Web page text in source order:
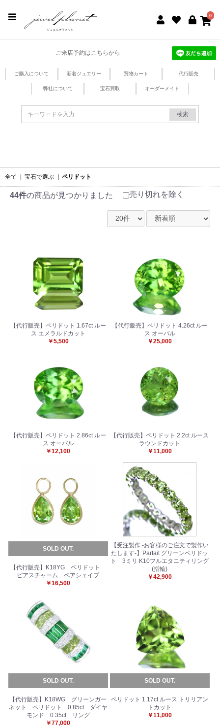
0
ご来店予約はこちらから
ご購入について 新着ジュエリー 買物カート 代行販売
弊社について 宝石買取 オーダーメイド
検索
全て 宝石で選ぶ ペリドット
44件の商品が見つかりました 売り切れを除く
【代行販売】ペリドット 1.67ct ルー
ス エメラルドカット
￥5,500
【代行販売】ペリドット 4.26ct ルー
ス オーバル
￥25,000
【代行販売】ペリドット 2.86ct ルー
ス オーバル
￥12,100
【代行販売】ペリドット 2.2ct ルース
ラウンドカット
￥11,000
SOLD OUT.
【代行販売】K18YG ペリドット
ピアスチャーム ペアシェイプ
￥16,500
【受注製作 -お客様のご注文で製作い
たします-】Parfait グリーンペリドッ
ト 3ミリ K10フルエタニティリング
(指輪)
￥42,900
SOLD OUT.
【代行販売】K18WG グリーンガー
ネット ペリドット 0.85ct ダイヤ
モンド 0.35ct リング
￥77,000
SOLD OUT.
ペリドット 1.17ct ルース トリリアン
トカット
￥11,000